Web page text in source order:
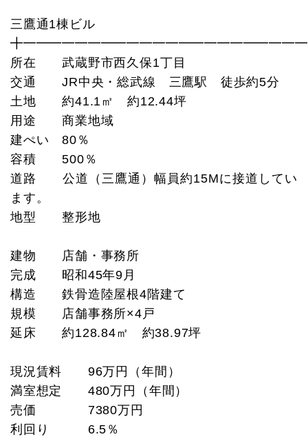
三鷹通1棟ビル
所在 武蔵野市西久保1丁目
交通 JR中央・総武線 三鷹駅 徒歩約5分
土地 約41.1㎡ 約12.44坪
用途 商業地域
建ぺい 80％
容積 500％
道路 公道（三鷹通）幅員約15Mに接道してい
ます。
地型 整形地
建物 店舗・事務所
完成 昭和45年9月
構造 鉄骨造陸屋根4階建て
規模 店舗事務所×4戸
延床 約128.84㎡ 約38.97坪
現況賃料 96万円（年間）
満室想定 480万円（年間）
売価 7380万円
利回り 6.5％